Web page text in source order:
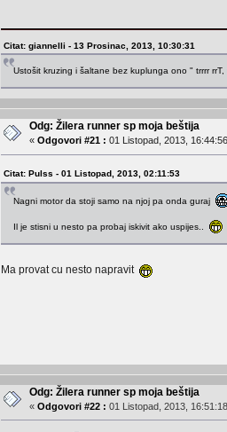
Citat: giannelli - 13 Prosinac, 2013, 10:30:31
Ustošit kruzing i šaltane bez kuplunga ono " trrrr
Odg: Žilera runner sp moja beštija
«Odgovori #21 : 01 Listopad, 2013,
Citat: Pulss - 01 Listopad, 2013, 02:11:53
Nagni motor da stoji samo na njoj pa onda guraj
Il je stisni u nesto pa probaj iskivit ako uspijes..
Ma provat cu nesto napravit
Odg: Žilera runner sp moja beštija
«Odgovori #22 : 01 Listopad, 2013,